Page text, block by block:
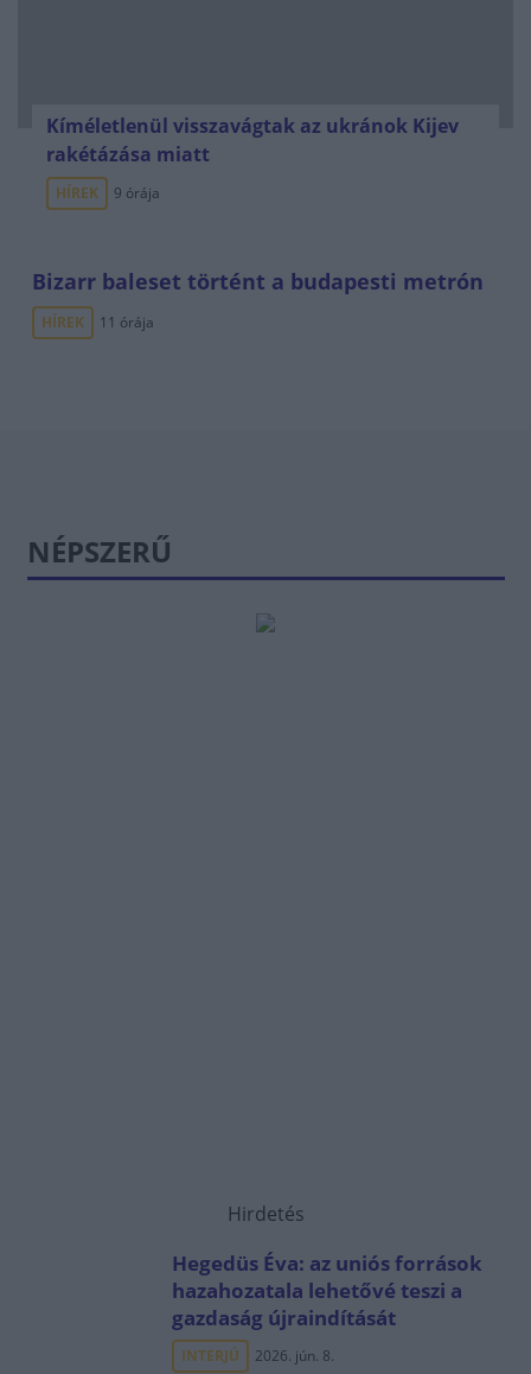
Kíméletlenül visszavágtak az ukránok Kijev
rakétázása miatt
HÍREK 9 órája
Bizarr baleset történt a budapesti metrón
HÍREK 11 órája
NÉPSZERŰ
Hirdetés
Hegedüs Éva: az uniós források
hazahozatala lehetővé teszi a
gazdaság újraindítását
INTERJÚ 2026. jún. 8.